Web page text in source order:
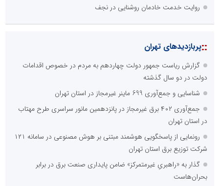
روایت خدمت خادمان روشنایی در نجف
::پربازدیدهای تهران
گزارش ریاست جمهور دولت چهاردهم به مردم در خصوص اقدامات
دولت در دو سال گذشته
شناسایی و جمع‌آوری 699 ماینر غیرمجاز در استان تهران
جمع‌آوری ۴۰۲ برق غیرمجاز در پانزدهمین مانور سراسری طرح مهتاب
در استان تهران
رونمایی از پاسخگویی هوشمند مبتنی بر هوش مصنوعی در سامانه ۱۲۱
شرکت توزیع برق استان تهران
گذار به «راهبریِ غیرمتمرکز» ضامن پایداری صنعت برق در برابر
بحران‌هاست